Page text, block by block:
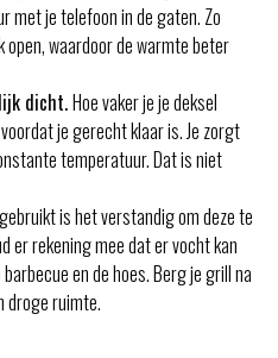
met je telefoon in de gaten. Zo
open, waardoor de warmte beter
dicht.Hoe vaker je je deksel
je gerecht klaar is. Je zorgt
temperatuur. Dat is niet
is het verstandig om deze te
er rekening mee dat er vocht kan
en de hoes. Berg je grill na
droge ruimte.